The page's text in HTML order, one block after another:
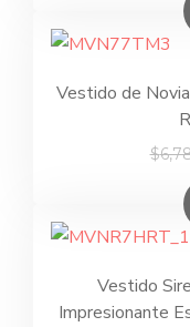
Vestido de
$
Vestido
Impresionante